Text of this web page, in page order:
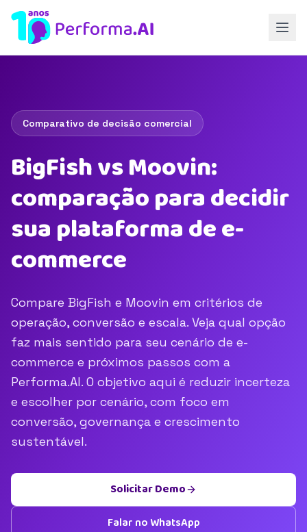
Comparativo de decisão comercial
BigFish vs Moovin:
comparação para decidir
sua plataforma de e-
commerce
Compare BigFish e Moovin em critérios de
operação, conversão e escala. Veja qual opção
faz mais sentido para seu cenário de e-
commerce e próximos passos com a
Performa.AI. O objetivo aqui é reduzir incerteza
e escolher por cenário, com foco em
conversão, governança e crescimento
sustentável.
Solicitar Demo
Falar no WhatsApp